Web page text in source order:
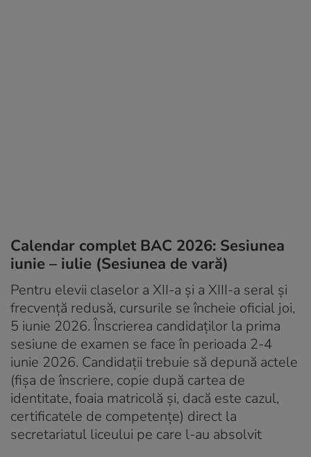
Calendar complet BAC 2026: Sesiunea
iunie – iulie (Sesiunea de vară)
Pentru elevii claselor a XII-a și a XIII-a seral și
frecvență redusă, cursurile se încheie oficial joi,
5 iunie 2026. Înscrierea candidaților la prima
sesiune de examen se face în perioada 2-4
iunie 2026. Candidații trebuie să depună actele
(fișa de înscriere, copie după cartea de
identitate, foaia matricolă și, dacă este cazul,
certificatele de competențe) direct la
secretariatul liceului pe care l-au absolvit